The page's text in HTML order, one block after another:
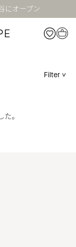
にオープン
Filter
。